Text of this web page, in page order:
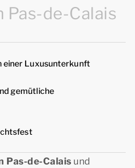
Pas-de-Calais
einer Luxusunterkunft
gemütliche
Pas-de-Calais und